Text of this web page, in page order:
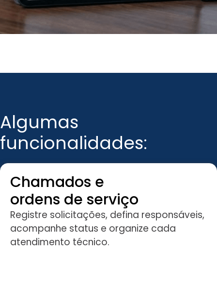
Algumas
funcionalidades:
Chamados e
ordens de serviço
Registre solicitações, defina responsáveis,
acompanhe status e organize cada
atendimento técnico.